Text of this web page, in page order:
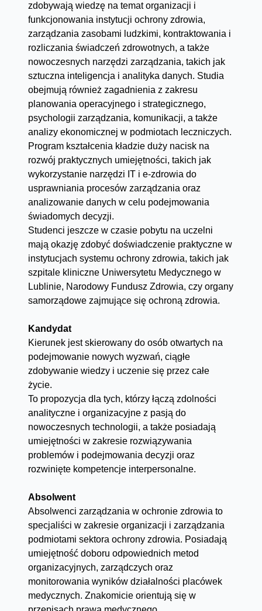
zdobywają wiedzę na temat organizacji i
funkcjonowania instytucji ochrony zdrowia,
zarządzania zasobami ludzkimi, kontraktowania i
rozliczania świadczeń zdrowotnych, a także
nowoczesnych narzędzi zarządzania, takich jak
sztuczna inteligencja i analityka danych. Studia
obejmują również zagadnienia z zakresu
planowania operacyjnego i strategicznego,
psychologii zarządzania, komunikacji, a także
analizy ekonomicznej w podmiotach leczniczych.
Program kształcenia kładzie duży nacisk na
rozwój praktycznych umiejętności, takich jak
wykorzystanie narzędzi IT i e-zdrowia do
usprawniania procesów zarządzania oraz
analizowanie danych w celu podejmowania
świadomych decyzji.
Studenci jeszcze w czasie pobytu na uczelni
mają okazję zdobyć doświadczenie praktyczne w
instytucjach systemu ochrony zdrowia, takich jak
szpitale kliniczne Uniwersytetu Medycznego w
Lublinie, Narodowy Fundusz Zdrowia, czy organy
samorządowe zajmujące się ochroną zdrowia.
Kandydat
Kierunek jest skierowany do osób otwartych na
podejmowanie nowych wyzwań, ciągłe
zdobywanie wiedzy i uczenie się przez całe
życie.
To propozycja dla tych, którzy łączą zdolności
analityczne i organizacyjne z pasją do
nowoczesnych technologii, a także posiadają
umiejętności w zakresie rozwiązywania
problemów i podejmowania decyzji oraz
rozwinięte kompetencje interpersonalne.
Absolwent
Absolwenci zarządzania w ochronie zdrowia to
specjaliści w zakresie organizacji i zarządzania
podmiotami sektora ochrony zdrowia. Posiadają
umiejętność doboru odpowiednich metod
organizacyjnych, zarządczych oraz
monitorowania wyników działalności placówek
medycznych. Znakomicie orientują się w